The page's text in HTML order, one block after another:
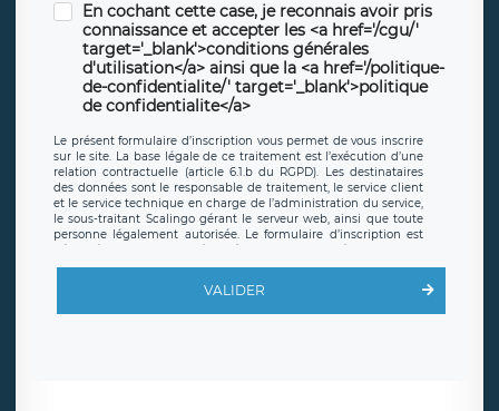
En cochant cette case, je reconnais avoir pris
connaissance et accepter les <a href='/cgu/'
target='_blank'>conditions générales
d'utilisation</a> ainsi que la <a href='/politique-
de-confidentialite/' target='_blank'>politique
de confidentialite</a>
Le présent formulaire d’inscription vous permet de vous inscrire
sur le site. La base légale de ce traitement est l’exécution d’une
relation contractuelle (article 6.1.b du RGPD). Les destinataires
des données sont le responsable de traitement, le service client
et le service technique en charge de l’administration du service,
le sous-traitant Scalingo gérant le serveur web, ainsi que toute
personne légalement autorisée. Le formulaire d’inscription est
offrant desclauses de protection conformes au RGPD. Les
en sollicite la suppression, étant entendu que vous pouvez
demander la suppression de vos données et retirer votre
VALIDER